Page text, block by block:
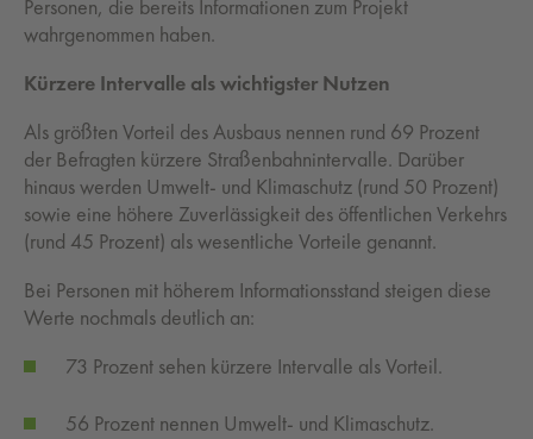
Personen, die bereits Informationen zum Projekt
wahrgenommen haben.
Kürzere Intervalle als wichtigster Nutzen
Als größten Vorteil des Ausbaus nennen rund 69 Prozent
der Befragten kürzere Straßenbahnintervalle. Darüber
hinaus werden Umwelt- und Klimaschutz (rund 50 Prozent)
sowie eine höhere Zuverlässigkeit des öffentlichen Verkehrs
(rund 45 Prozent) als wesentliche Vorteile genannt.
Bei Personen mit höherem Informationsstand steigen diese
Werte nochmals deutlich an:
73 Prozent sehen kürzere Intervalle als Vorteil.
56 Prozent nennen Umwelt- und Klimaschutz.